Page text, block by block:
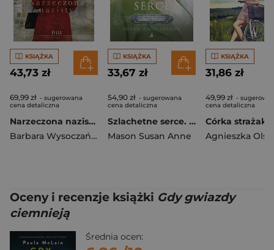
KSIĄŻKA
43,73 zł
69,99 zł - sugerowana
cena detaliczna
Narzeczona nazisty wyd. 5
Barbara Wysoczańska
KSIĄŻKA
33,67 zł
54,90 zł - sugerowana
cena detaliczna
Szlachetne serce. Mieć odwagę, by marzyć. Tom 2 wyd. 2026
Mason Susan Anne
KSIĄŻKA
31,86 zł
49,99 zł -
cena detaliczna
Córka strażaka
Oceny i recenzje książki Gdy gwiazdy
ciemnieją
Średnia ocen: